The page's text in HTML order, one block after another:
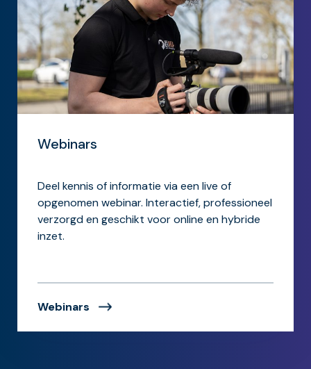
Webinars
Deel kennis of informatie via een live of
opgenomen webinar. Interactief, professioneel
verzorgd en geschikt voor online en hybride
inzet.
Webinars